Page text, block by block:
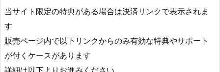
当サイト限定の特典がある場合は決済リンクで表示されま
す
販売ページ内で以下リンクからのみ有効な特典やサポート
が付くケースがあります
詳細は以下よりお進みください